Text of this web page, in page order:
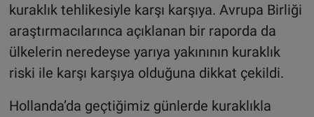
kuraklık tehlikesiyle karşı karşıya. Avrupa Birliği
araştırmacılarınca açıklanan bir raporda da
ülkelerin neredeyse yarıya yakınının kuraklık
riski ile karşı karşıya olduğuna dikkat çekildi.
Hollanda’da geçtiğimiz günlerde kuraklıkla